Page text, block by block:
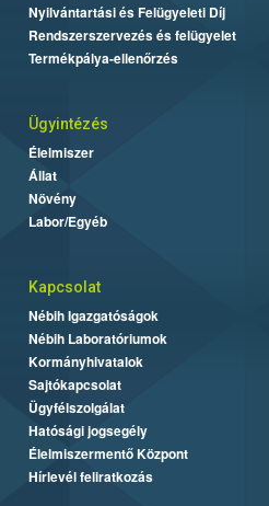
Nyilvántartási és Felügyeleti Díj
Rendszerszervezés és felügyelet
Termékpálya-ellenőrzés
Ügyintézés
Élelmiszer
Állat
Növény
Labor/Egyéb
Kapcsolat
Nébih Igazgatóságok
Nébih Laboratóriumok
Kormányhivatalok
Sajtókapcsolat
Ügyfélszolgálat
Hatósági jogsegély
Élelmiszermentő Központ
Hírlevél feliratkozás